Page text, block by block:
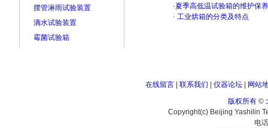
摆管淋雨试验装置
滴水试验装置
霉菌试验箱
·夏季高低温试验箱的维护保
· 工业烘箱的分类及特点
在线留言| 联系我们 仪器论坛|
网站
版权所有©
Copyright(c) Beijing Yashilin
电